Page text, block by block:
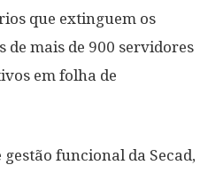
que extinguem os
mais de 900 servidores
em folha de
funcional da Secad,